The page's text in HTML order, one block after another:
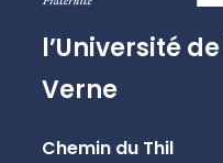
l’Université
Verne
Chemin du Thil